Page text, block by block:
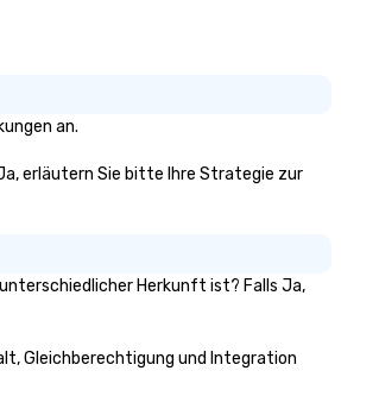
an.
erläutern Sie bitte Ihre Strategie zur
Herkunft ist? Falls Ja,
Gleichberechtigung und Integration